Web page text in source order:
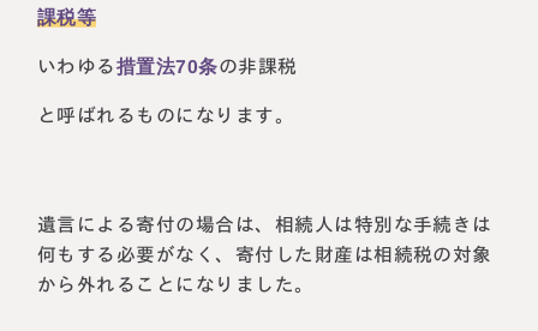
課税等
いわゆる措置法70条の非課税
と呼ばれるものになります。
遺言による寄付の場合は、相続人は特別な手続きは
何もする必要がなく、寄付した財産は相続税の対象
から外れることになりました。